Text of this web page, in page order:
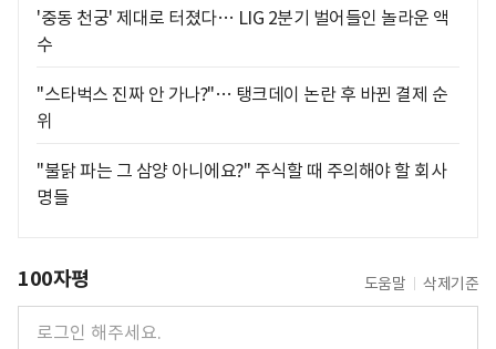
'중동 천궁' 제대로 터졌다… LIG 2분기 벌어들인 놀라운 액
수
"스타벅스 진짜 안 가나?"… 탱크데이 논란 후 바뀐 결제 순
위
"불닭 파는 그 삼양 아니에요?" 주식할 때 주의해야 할 회사
명들
100자평 도움말 삭제기준